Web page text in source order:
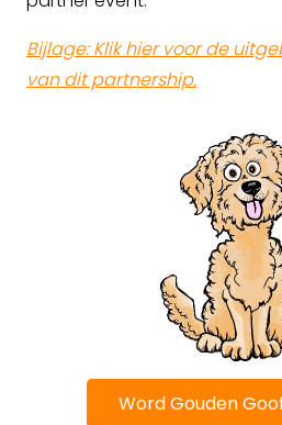
Bijlage: Klik hier voor de
van dit partnership.
Word Gouden